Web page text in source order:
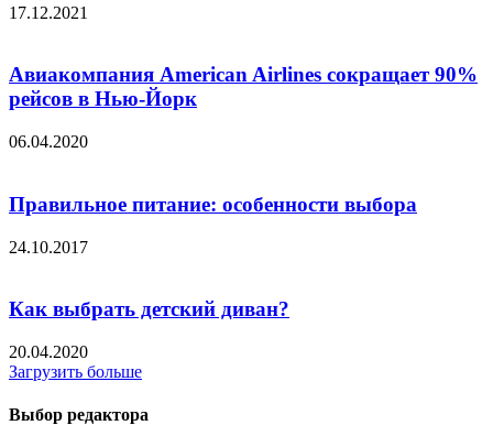
17.12.2021
Авиакомпания American Airlines сокращает 90%
рейсов в Нью-Йорк
06.04.2020
Правильное питание: особенности выбора
24.10.2017
Как выбрать детский диван?
20.04.2020
Загрузить больше
Выбор редактора